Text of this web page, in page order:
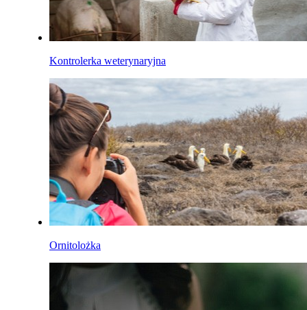
Kontrolerka weterynaryjna
Ornitolożka